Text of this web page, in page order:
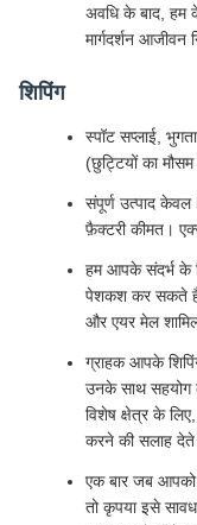
अवधि के बाद, हम
मार्गदर्शन आजीवन
शिपिंग
स्पॉट सप्लाई,
(छुट्टियों का मौसम
संपूर्ण उत्पाद
फ़ैक्टरी कीमत।
हम आपके संदर्भ के
पेशकश कर सकते
और एयर मेल
ग्राहक आपके
उनके साथ सहयोग
विशेष क्षेत्र के
करने की सलाह
एक बार जब आपको
तो कृपया इसे